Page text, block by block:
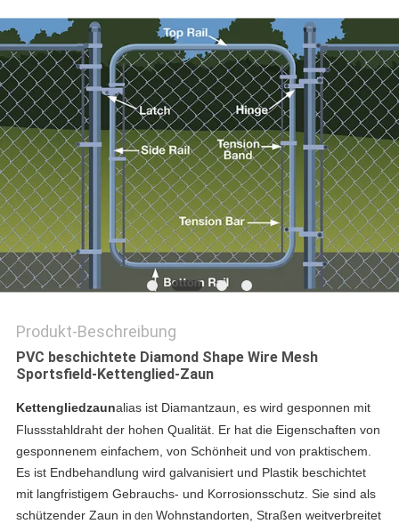
SITEMAP
PRIVACY
POLICY
Produkt-Beschreibung
PVC beschichtete Diamond Shape Wire Mesh
Sportsfield-Kettenglied-Zaun
Kettengliedzaunalias ist Diamantzaun, es wird gesponnen mit
Flussstahldraht der hohen Qualität. Er hat die Eigenschaften von
gesponnenem einfachem, von Schönheit und von praktischem.
Es ist Endbehandlung wird galvanisiert und Plastik beschichtet
mit langfristigem Gebrauchs- und Korrosionsschutz. Sie sind als
schützender Zaun in den Wohnstandorten, Straßen weitverbreitet